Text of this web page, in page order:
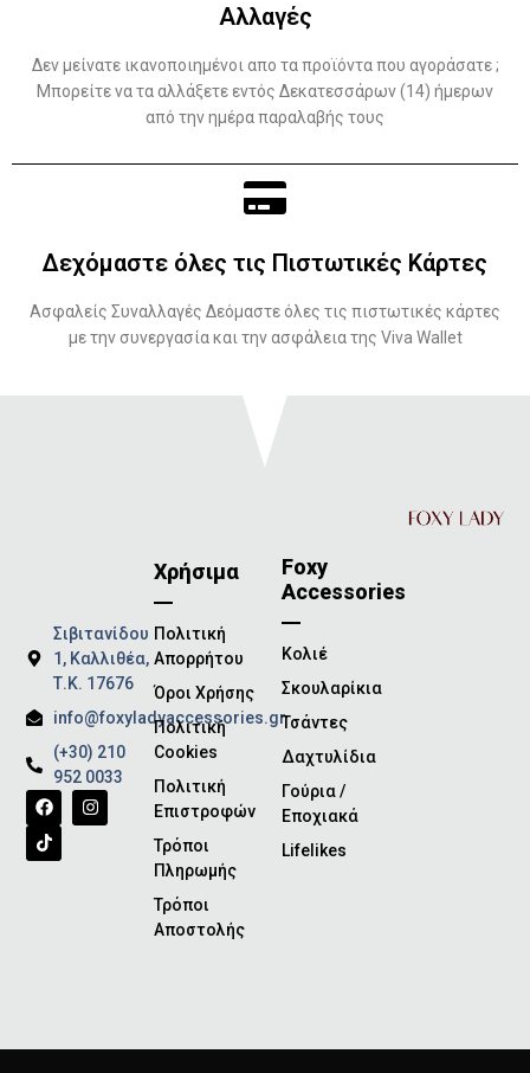
Αλλαγές
Δεν μείνατε ικανοποιημένοι απο τα προϊόντα που αγοράσατε ;
Μπορείτε να τα αλλάξετε εντός Δεκατεσσάρων (14) ήμερων
από την ημέρα παραλαβής τους
Δεχόμαστε όλες τις Πιστωτικές Κάρτες
Ασφαλείς Συναλλαγές Δεόμαστε όλες τις πιστωτικές κάρτες
με την συνεργασία και την ασφάλεια της Viva Wallet
Σιβιτανίδου
1, Καλλιθέα,
Τ.Κ. 17676
info@foxyladyaccessories.gr
(+30) 210
952 0033
Foxy
Accessories
Κολιέ
Σκουλαρίκια
Τσάντες
Δαχτυλίδια
Γούρια /
Εποχιακά
Lifelikes
Χρήσιμα
Πολιτική
Απορρήτου
Όροι Χρήσης
Πολιτική
Cookies
Πολιτική
Επιστροφών
Τρόποι
Πληρωμής
Τρόποι
Αποστολής